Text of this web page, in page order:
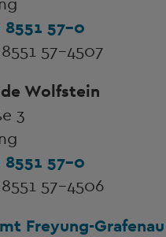
8551 57-0
57-4507
Wolfstein
3
8551 57-0
57-4506
Freyung-Grafenau